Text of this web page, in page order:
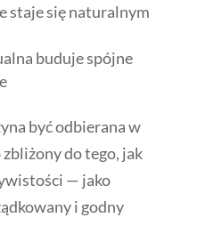
staje się naturalnym
buduje spójne
być odbierana w
do tego, jak
— jako
i godny